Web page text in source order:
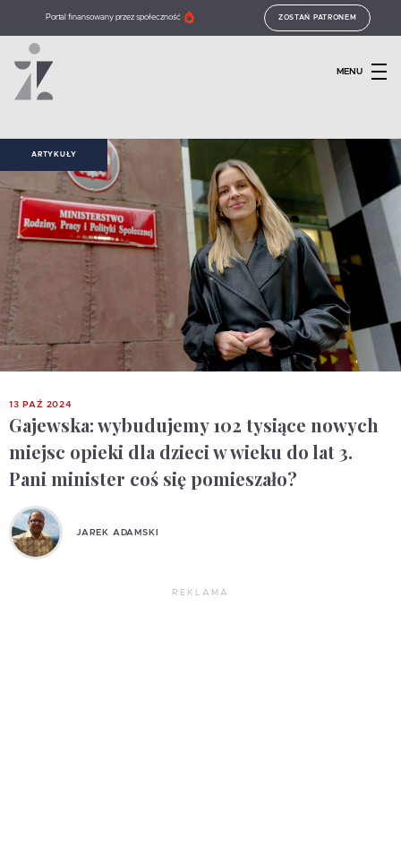
Portal finansowany przez społeczność ZOSTAŃ PATRONEM
MENU
ARTYKUŁY
13 PAŹ 2024
Gajewska: wybudujemy 102 tysiące nowych
miejsc opieki dla dzieci w wieku do lat 3.
Pani minister coś się pomieszało?
JAREK ADAMSKI
REKLAMA